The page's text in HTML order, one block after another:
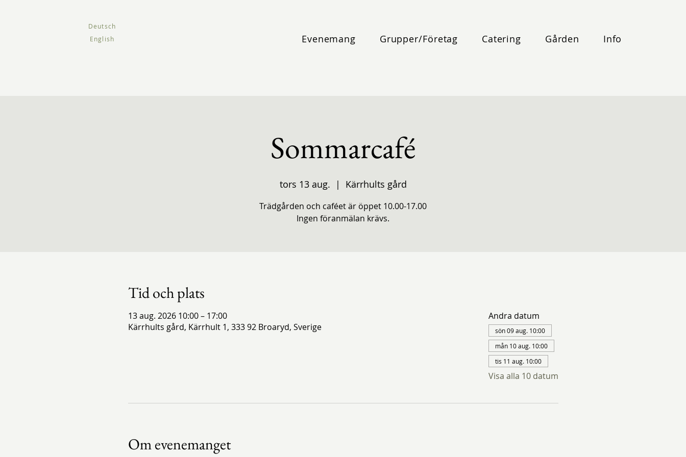
Deutsch
English
Evenemang Grupper/Företag Catering Gården Info
Sommarcafé
tors 13 aug.
  |
Kärrhults gård
Trädgården och caféet är öppet 10.00-17.00
Ingen föranmälan krävs.
Tid och plats
13 aug. 2026 10:00 – 17:00
Kärrhults gård, Kärrhult 1, 333 92 Broaryd, Sverige
Andra datum
sön 09 aug. 10:00
mån 10 aug. 10:00
tis 11 aug. 10:00
Visa alla 10 datum
Om evenemanget